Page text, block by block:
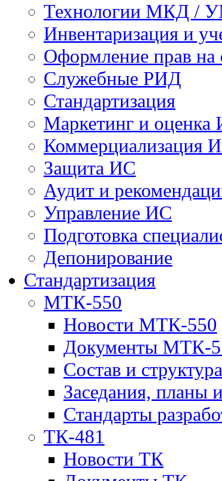
Технологии МКД /
Инвентаризация и
Оформление прав
Служебные РИД
Стандартизация
Маркетинг и оценка
Коммерциализация
Защита ИС
Аудит и
Управление ИС
Подготовка
Депонирование
Стандартизация
МТК-550
Новости МТК-550
Документы МТК-
Состав и структура
Заседания, планы
Стандарты
ТК-481
Новости ТК